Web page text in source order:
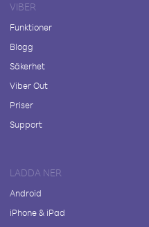
VIBER
Funktioner
Blogg
Säkerhet
Viber Out
Priser
Support
LADDA NER
Android
iPhone & iPad